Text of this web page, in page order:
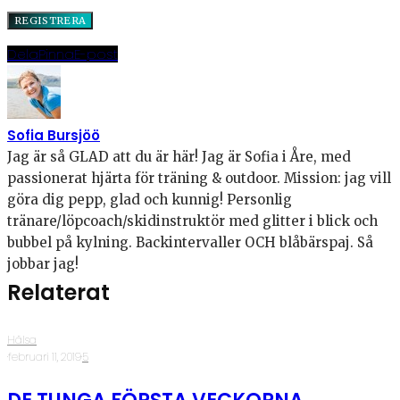
DelaPinnaE-post
Sofia Bursjöö
Jag är så GLAD att du är här! Jag är Sofia i Åre, med
passionerat hjärta för träning & outdoor. Mission: jag vill
göra dig pepp, glad och kunnig! Personlig
tränare/löpcoach/skidinstruktör med glitter i blick och
bubbel på kylning. Backintervaller OCH blåbärspaj. Så
jobbar jag!
Relaterat
Hälsa
·februari 11, 2019·5